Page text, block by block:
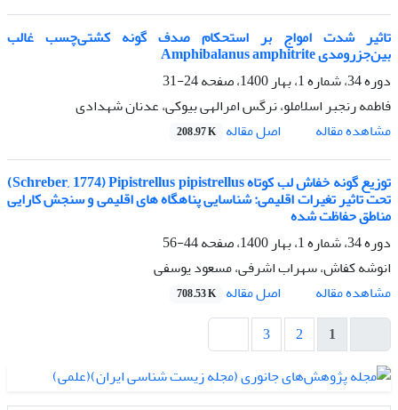
تاثیر شدت امواج بر استحکام صدف گونه کشتی‌چسب غالب
بین‌جزرومدی Amphibalanus amphitrite
دوره 34، شماره 1، بهار 1400، صفحه
24-31
فاطمه رنجبر اسلاملو، نرگس امرالهی بیوکی، عدنان شهدادی
مشاهده مقاله
اصل مقاله 208.97 K
توزیع گونه خفاش لب کوتاه Schreber, 1774) Pipistrellus pipistrellus)
تحت تاثیر تغیرات اقلیمی: شناسایی پناهگاه های اقلیمی و سنجش کارایی
مناطق حفاظت شده
دوره 34، شماره 1، بهار 1400، صفحه
44-56
انوشه کفاش، سهراب اشرفی، مسعود یوسفی
مشاهده مقاله
اصل مقاله 708.53 K
1
2
3